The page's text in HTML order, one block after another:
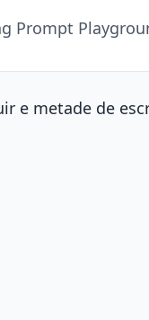
Prompt
e metade de